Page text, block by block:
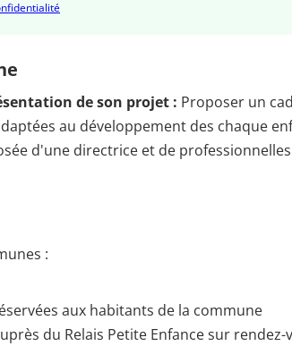
de son projet : Proposer un
au développement des chaque
d'une directrice et de
:
aux habitants de la commune
du Relais Petite Enfance sur rendez-